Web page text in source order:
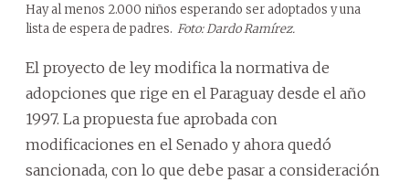
Hay al menos 2.000 niños esperando ser adoptados y una
lista de espera de padres. Foto: Dardo Ramírez.
El proyecto de ley modifica la normativa de
adopciones que rige en el Paraguay desde el año
1997. La propuesta fue aprobada con
modificaciones en el Senado y ahora quedó
sancionada, con lo que debe pasar a consideración